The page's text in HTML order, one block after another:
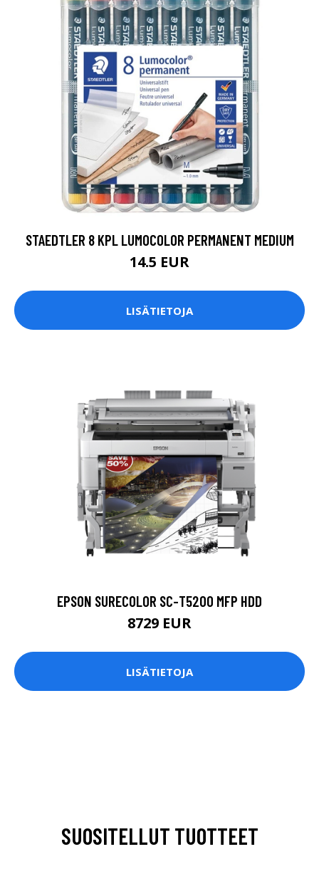
STAEDTLER 8 KPL LUMOCOLOR PERMANENT MEDIUM
14.5 EUR
LISÄTIETOJA
EPSON SURECOLOR SC-T5200 MFP HDD
8729 EUR
LISÄTIETOJA
SUOSITELLUT TUOTTEET